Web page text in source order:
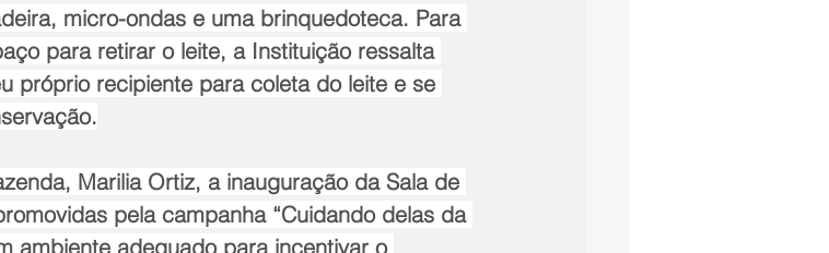
micro-ondas e uma brinquedoteca. Para
para retirar o leite, a Instituição ressalta
próprio recipiente para coleta do leite e se
Marilia Ortiz, a inauguração da Sala de
pela campanha “Cuidando delas da
ambiente adequado para incentivar o